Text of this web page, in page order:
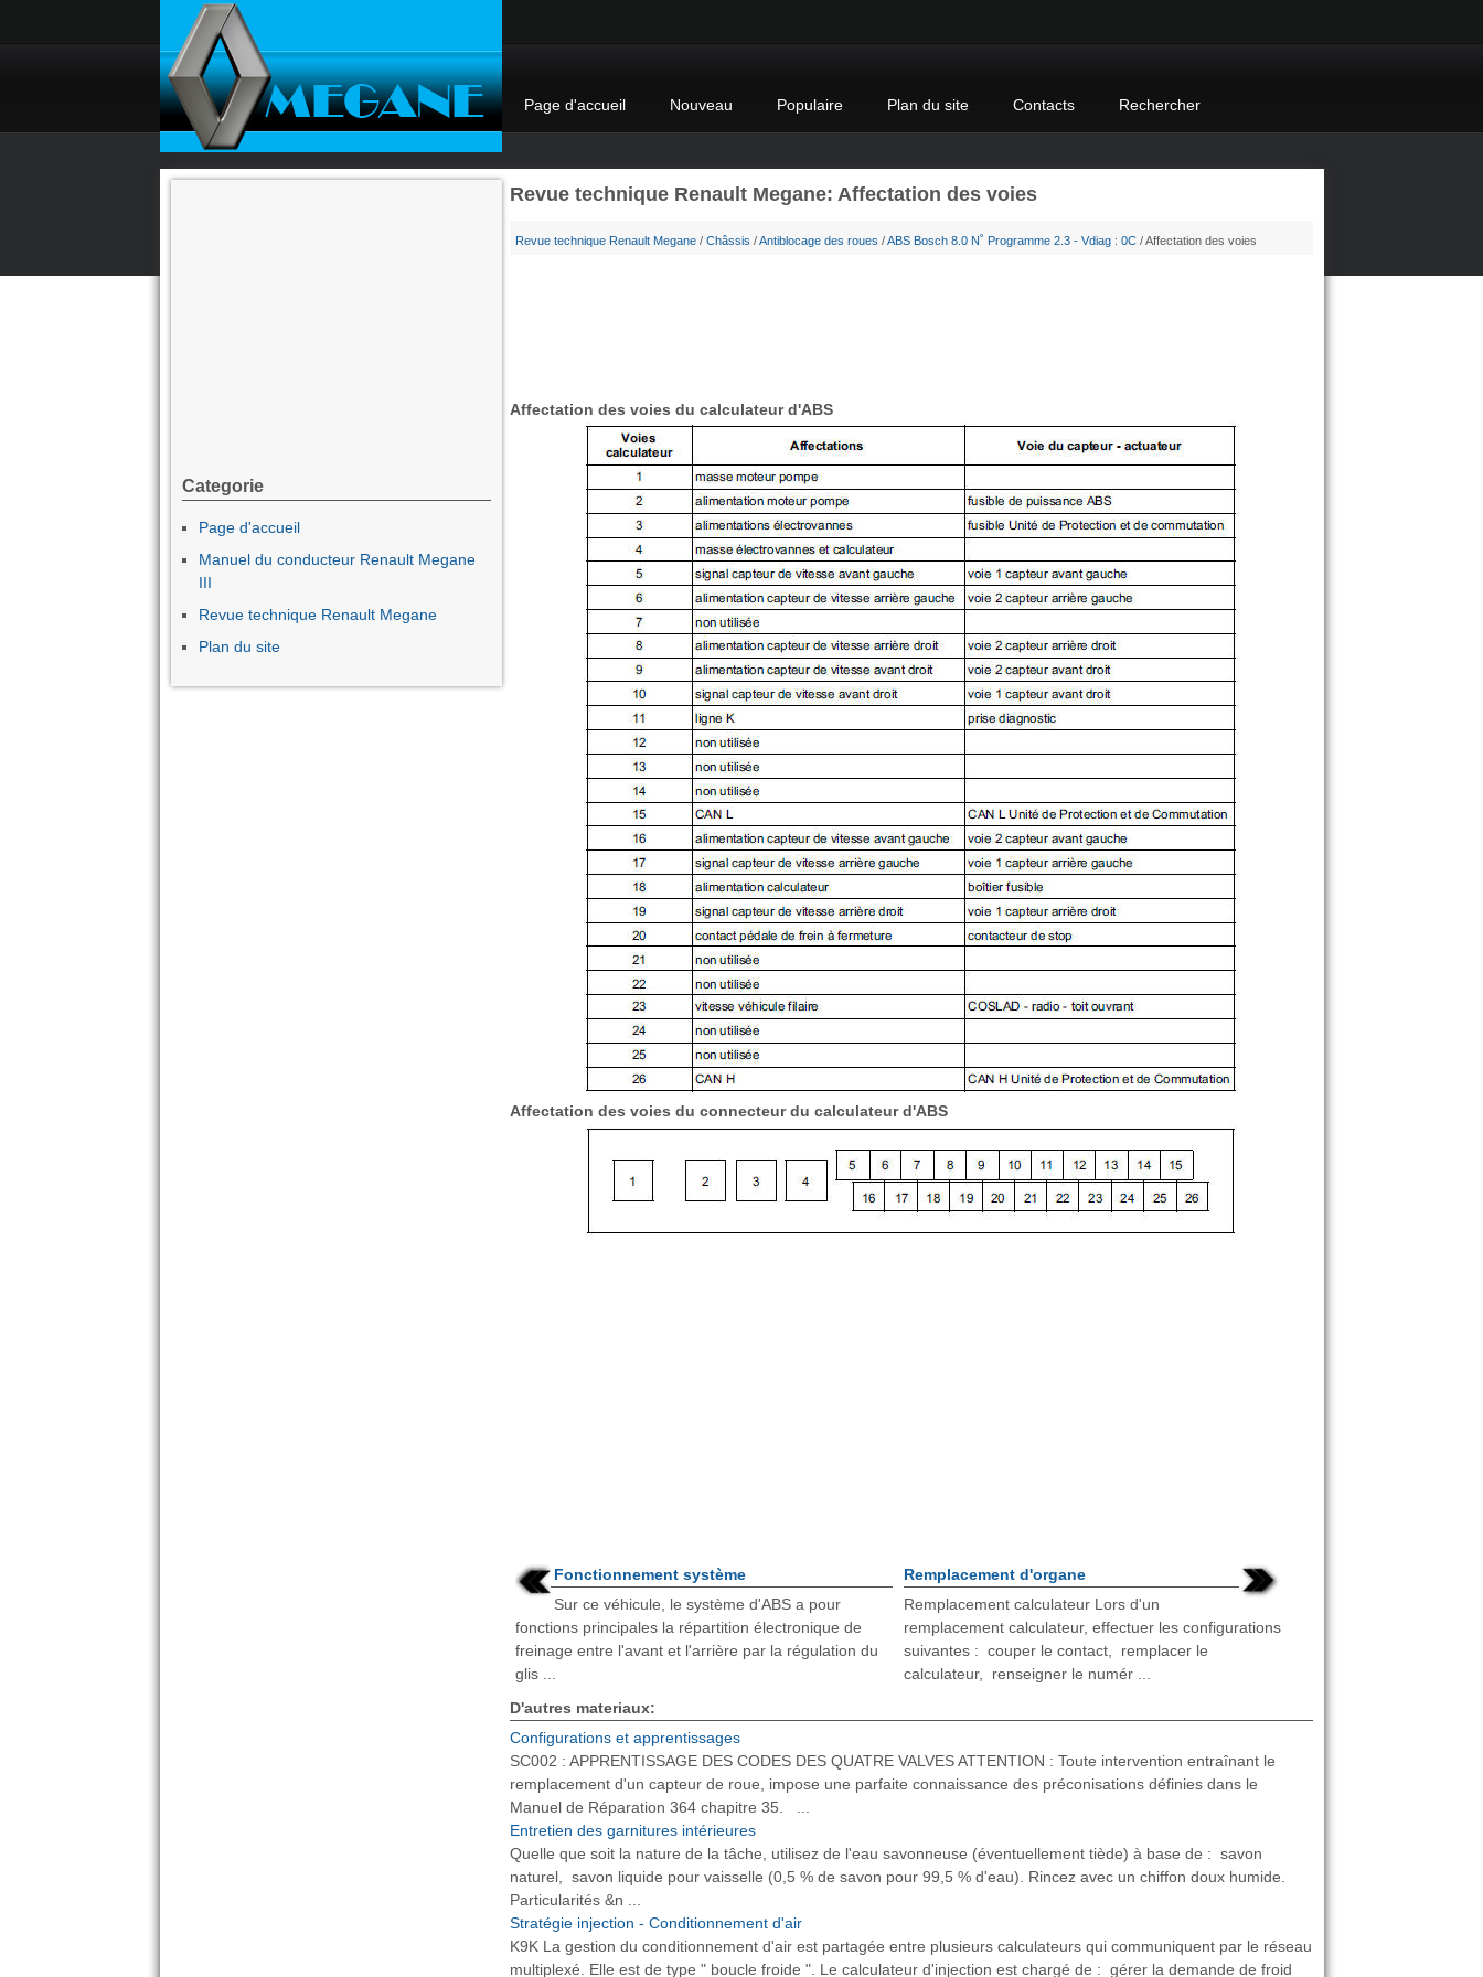
Page d'accueil Nouveau Populaire Plan du site Contacts Rechercher
Revue technique Renault Megane: Affectation des voies
Revue technique Renault Megane/ Châssis /Antiblocage des roues /ABS Bosch 8.0 N˚ Programme 2.3 - Vdiag : 0C/ Affectation des voies
Affectation des voies du calculateur d'ABS
Affectation des voies du connecteur du calculateur d'ABS
Fonctionnement système
Sur ce véhicule, le système d'ABS a pour
fonctions principales la répartition électronique de
freinage entre l'avant et l'arrière par la régulation du
glis ...
Remplacement d'organe
Remplacement calculateur Lors d'un
remplacement calculateur, effectuer les configurations
suivantes : couper le contact, remplacer le
calculateur, renseigner le numér ...
D'autres materiaux:
Configurations et apprentissages
SC002 : APPRENTISSAGE DES CODES DES QUATRE VALVES ATTENTION : Toute intervention entraînant le
remplacement d'un capteur de roue, impose une parfaite connaissance des préconisations définies dans le
Manuel de Réparation 364 chapitre 35. ...
Entretien des garnitures intérieures
Quelle que soit la nature de la tâche, utilisez de l'eau savonneuse (éventuellement tiède) à base de : savon
naturel, savon liquide pour vaisselle (0,5 % de savon pour 99,5 % d'eau). Rincez avec un chiffon doux humide.
Particularités &n ...
Stratégie injection - Conditionnement d'air
K9K La gestion du conditionnement d'air est partagée entre plusieurs calculateurs qui communiquent par le réseau
multiplexé. Elle est de type " boucle froide ". Le calculateur d'injection est chargé de : gérer la demande de froid
Categorie
Page d'accueil
Manuel du conducteur Renault Megane
III
Revue technique Renault Megane
Plan du site